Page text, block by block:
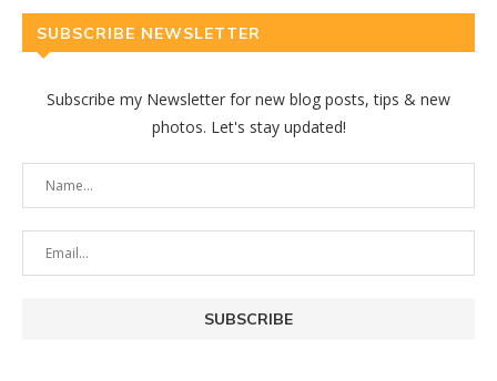
SUBSCRIBE NEWSLETTER
Subscribe my Newsletter for new blog posts, tips & new
photos. Let's stay updated!